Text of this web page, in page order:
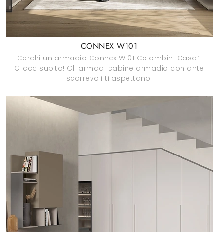
CONNEX W101
Cerchi un armadio Connex W101 Colombini Casa?
Clicca subito! Gli armadi cabine armadio con ante
scorrevoli ti aspettano.